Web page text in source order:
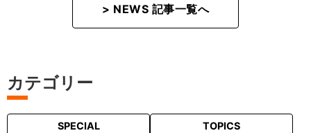
> NEWS 記事一覧へ
カテゴリー
SPECIAL TOPICS